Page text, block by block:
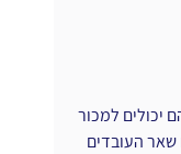
יכולים למכור
שאר העובדים